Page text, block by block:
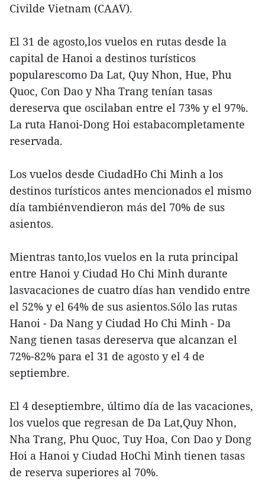
Civilde Vietnam (CAAV).
El 31 de agosto,los vuelos en rutas desde la
capital de Hanoi a destinos turísticos
popularescomo Da Lat, Quy Nhon, Hue, Phu
Quoc, Con Dao y Nha Trang tenían tasas
dereserva que oscilaban entre el 73% y el 97%.
La ruta Hanoi-Dong Hoi estabacompletamente
reservada.
Los vuelos desde CiudadHo Chi Minh a los
destinos turísticos antes mencionados el mismo
día tambiénvendieron más del 70% de sus
asientos.
Mientras tanto,los vuelos en la ruta principal
entre Hanoi y Ciudad Ho Chi Minh durante
lasvacaciones de cuatro días han vendido entre
el 52% y el 64% de sus asientos.Sólo las rutas
Hanoi - Da Nang y Ciudad Ho Chi Minh - Da
Nang tienen tasas dereserva que alcanzan el
72%-82% para el 31 de agosto y el 4 de
septiembre.
El 4 deseptiembre, último día de las vacaciones,
los vuelos que regresan de Da Lat,Quy Nhon,
Nha Trang, Phu Quoc, Tuy Hoa, Con Dao y Dong
Hoi a Hanoi y Ciudad HoChi Minh tienen tasas
de reserva superiores al 70%.